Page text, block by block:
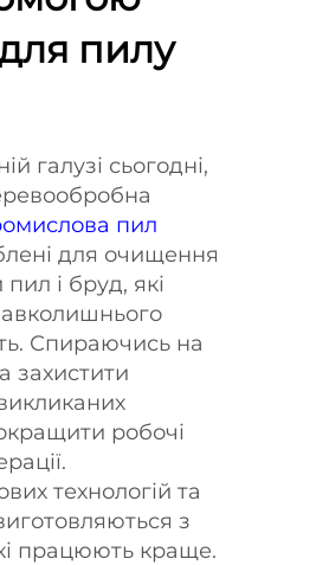
пилу
галузі сьогодні,
пил
для очищення
і бруд, які
Спираючись на
захистити
робочі
технологій та
з
працюють краще.